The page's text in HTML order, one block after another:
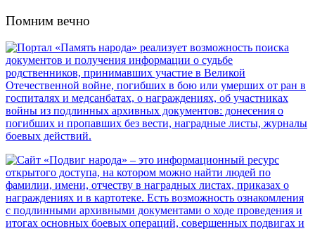
Помним вечно